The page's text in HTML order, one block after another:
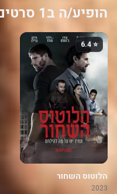
הופיע/ה ב1 סרטים
⭐ 6.4
הלוטוס השחור
2023